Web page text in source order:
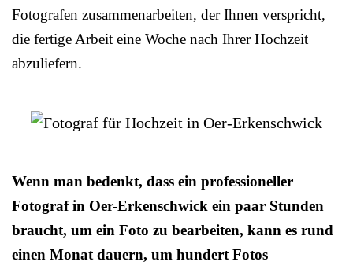
Fotografen zusammenarbeiten, der Ihnen verspricht,
die fertige Arbeit eine Woche nach Ihrer Hochzeit
abzuliefern.
Wenn man bedenkt, dass ein professioneller
Fotograf in Oer-Erkenschwick ein paar Stunden
braucht, um ein Foto zu bearbeiten, kann es rund
einen Monat dauern, um hundert Fotos